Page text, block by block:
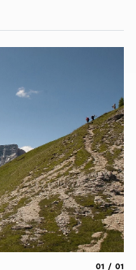
01 01